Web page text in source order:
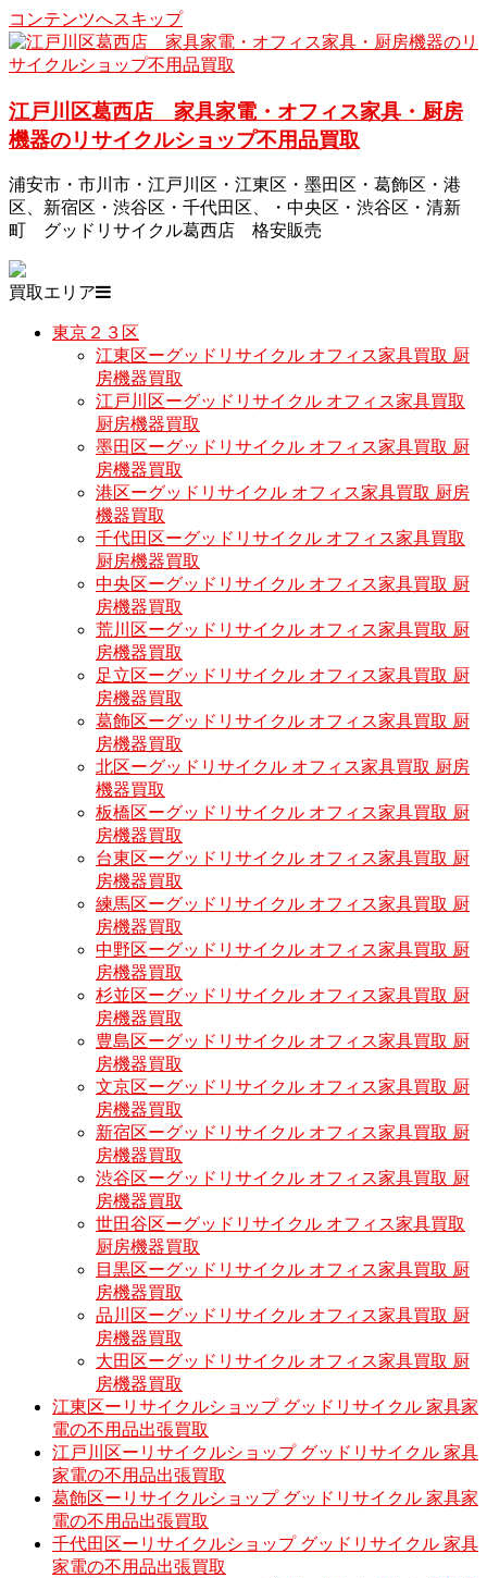
コンテンツへスキップ
江戸川区葛西店 家具家電・オフィス家具・厨房
機器のリサイクルショップ不用品買取
浦安市・市川市・江戸川区・江東区・墨田区・葛飾区・港
区、新宿区・渋谷区・千代田区、・中央区・渋谷区・清新
町 グッドリサイクル葛西店 格安販売
買取エリア
東京２３区
江東区ーグッドリサイクル オフィス家具買取 厨
房機器買取
江戸川区ーグッドリサイクル オフィス家具買取
厨房機器買取
墨田区ーグッドリサイクル オフィス家具買取 厨
房機器買取
港区ーグッドリサイクル オフィス家具買取 厨房
機器買取
千代田区ーグッドリサイクル オフィス家具買取
厨房機器買取
中央区ーグッドリサイクル オフィス家具買取 厨
房機器買取
荒川区ーグッドリサイクル オフィス家具買取 厨
房機器買取
足立区ーグッドリサイクル オフィス家具買取 厨
房機器買取
葛飾区ーグッドリサイクル オフィス家具買取 厨
房機器買取
北区ーグッドリサイクル オフィス家具買取 厨房
機器買取
板橋区ーグッドリサイクル オフィス家具買取 厨
房機器買取
台東区ーグッドリサイクル オフィス家具買取 厨
房機器買取
練馬区ーグッドリサイクル オフィス家具買取 厨
房機器買取
中野区ーグッドリサイクル オフィス家具買取 厨
房機器買取
杉並区ーグッドリサイクル オフィス家具買取 厨
房機器買取
豊島区ーグッドリサイクル オフィス家具買取 厨
房機器買取
文京区ーグッドリサイクル オフィス家具買取 厨
房機器買取
新宿区ーグッドリサイクル オフィス家具買取 厨
房機器買取
渋谷区ーグッドリサイクル オフィス家具買取 厨
房機器買取
世田谷区ーグッドリサイクル オフィス家具買取
厨房機器買取
目黒区ーグッドリサイクル オフィス家具買取 厨
房機器買取
品川区ーグッドリサイクル オフィス家具買取 厨
房機器買取
大田区ーグッドリサイクル オフィス家具買取 厨
房機器買取
江東区ーリサイクルショップ グッドリサイクル 家具家
電の不用品出張買取
江戸川区ーリサイクルショップ グッドリサイクル 家具
家電の不用品出張買取
葛飾区ーリサイクルショップ グッドリサイクル 家具家
電の不用品出張買取
千代田区ーリサイクルショップ グッドリサイクル 家具
家電の不用品出張買取